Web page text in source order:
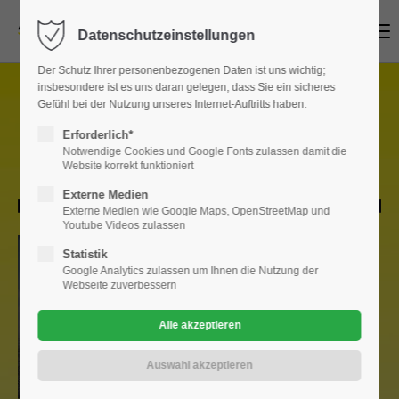
Login
Benutzername
Passwort
Anmelden
Lost your password?
Gewerbekunden Angebot
DIE -OPEL BUSINESS WEEKS
Datenschutzeinstellungen
Der Schutz Ihrer personenbezogenen Daten ist uns wichtig;
insbesondere ist es uns daran gelegen, dass Sie ein sicheres
Gefühl bei der Nutzung unseres Internet-Auftritts haben.
Erforderlich*
Notwendige Cookies und Google Fonts zulassen damit die
Website korrekt funktioniert
Externe Medien
Externe Medien wie Google Maps, OpenStreetMap und
Youtube Videos zulassen
Statistik
Google Analytics zulassen um Ihnen die Nutzung der
Webseite zuverbessern